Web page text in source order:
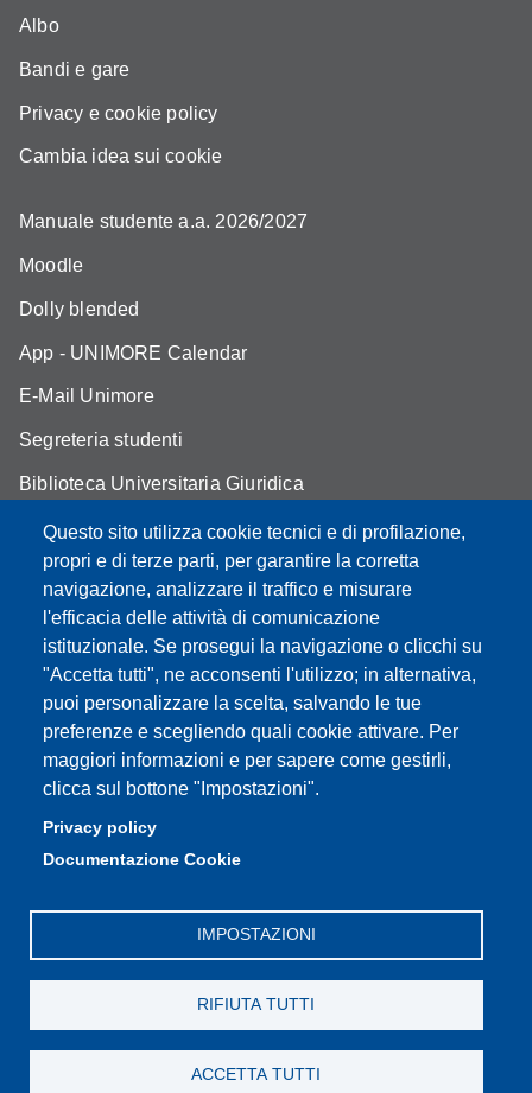
Questo sito utilizza cookie tecnici e di profilazione,
propri e di terze parti, per garantire la corretta
navigazione, analizzare il traffico e misurare
l'efficacia delle attività di comunicazione
istituzionale. Se prosegui la navigazione o clicchi su
"Accetta tutti", ne acconsenti l'utilizzo; in alternativa,
puoi personalizzare la scelta, salvando le tue
preferenze e scegliendo quali cookie attivare. Per
maggiori informazioni e per sapere come gestirli,
clicca sul bottone "Impostazioni".
Privacy policy
Documentazione Cookie
IMPOSTAZIONI
RIFIUTA TUTTI
ACCETTA TUTTI
Albo
Bandi e gare
Privacy e cookie policy
Cambia idea sui cookie
Manuale studente a.a. 2026/2027
Moodle
Dolly blended
App - UNIMORE Calendar
E-Mail Unimore
Segreteria studenti
Biblioteca Universitaria Giuridica
Assicurazione qualità
Contatti
Partita IVA: 00427620364
Dipartimento di Giurisprudenza
Sede: Via San Geminiano 3 - 41121 Modena
Email: helpdesk.giurisprudenza@unimore.it
Telefono: 059 205 8170 (Portineria) | 059 205 8181
(Amministrazione) | 059 205 8213 (Didattica)